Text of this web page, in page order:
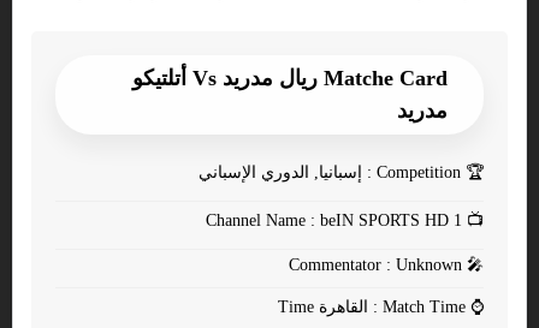
Matche Card ريال مدريد Vs أتلتيكو
مدريد
🏆
📺
🎤
⌚